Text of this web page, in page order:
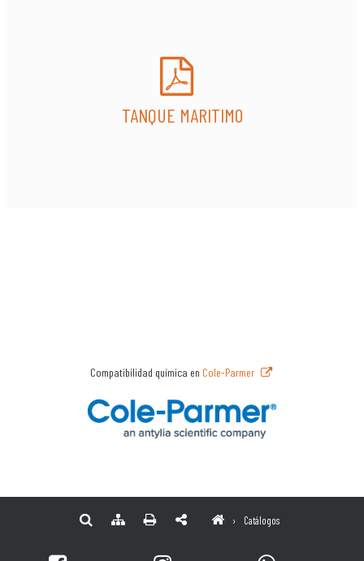
TANQUE MARITIMO
Compatibilidad química en Cole-Parmer
› Catálogos